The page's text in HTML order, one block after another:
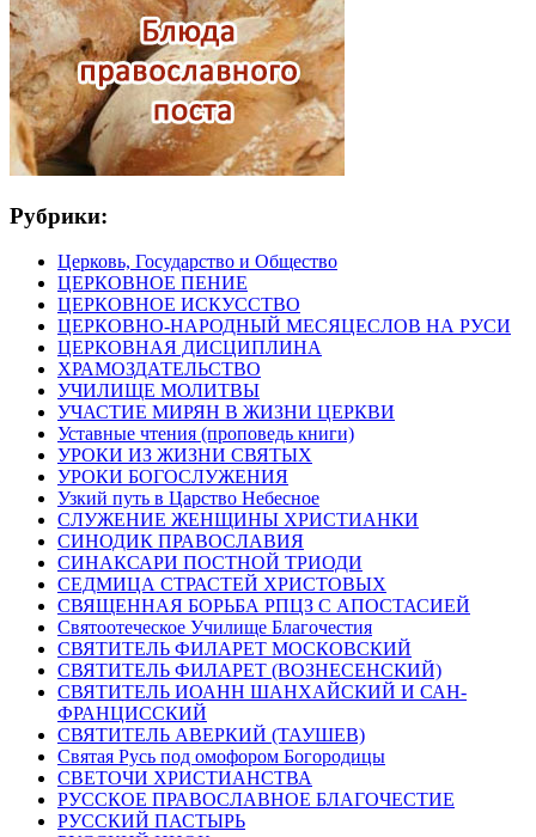
Рубрики:
Церковь, Государство и Общество
ЦЕРКОВНОЕ ПЕНИЕ
ЦЕРКОВНОЕ ИСКУССТВО
ЦЕРКОВНО-НАРОДНЫЙ МЕСЯЦЕСЛОВ НА РУСИ
ЦЕРКОВНАЯ ДИСЦИПЛИНА
ХРАМОЗДАТЕЛЬСТВО
УЧИЛИЩЕ МОЛИТВЫ
УЧАСТИЕ МИРЯН В ЖИЗНИ ЦЕРКВИ
Уставные чтения (проповедь книги)
УРОКИ ИЗ ЖИЗНИ СВЯТЫХ
УРОКИ БОГОСЛУЖЕНИЯ
Узкий путь в Царство Небесное
СЛУЖЕНИЕ ЖЕНЩИНЫ ХРИСТИАНКИ
СИНОДИК ПРАВОСЛАВИЯ
СИНАКСАРИ ПОСТНОЙ ТРИОДИ
СЕДМИЦА СТРАСТЕЙ ХРИСТОВЫХ
СВЯЩЕННАЯ БОРЬБА РПЦЗ С АПОСТАСИЕЙ
Святоотеческое Училище Благочестия
СВЯТИТЕЛЬ ФИЛАРЕТ МОСКОВСКИЙ
СВЯТИТЕЛЬ ФИЛАРЕТ (ВОЗНЕСЕНСКИЙ)
СВЯТИТЕЛЬ ИОАНН ШАНХАЙСКИЙ И САН-
ФРАНЦИССКИЙ
СВЯТИТЕЛЬ АВЕРКИЙ (ТАУШЕВ)
Святая Русь под омофором Богородицы
СВЕТОЧИ ХРИСТИАНСТВА
РУССКОЕ ПРАВОСЛАВНОЕ БЛАГОЧЕСТИЕ
РУССКИЙ ПАСТЫРЬ